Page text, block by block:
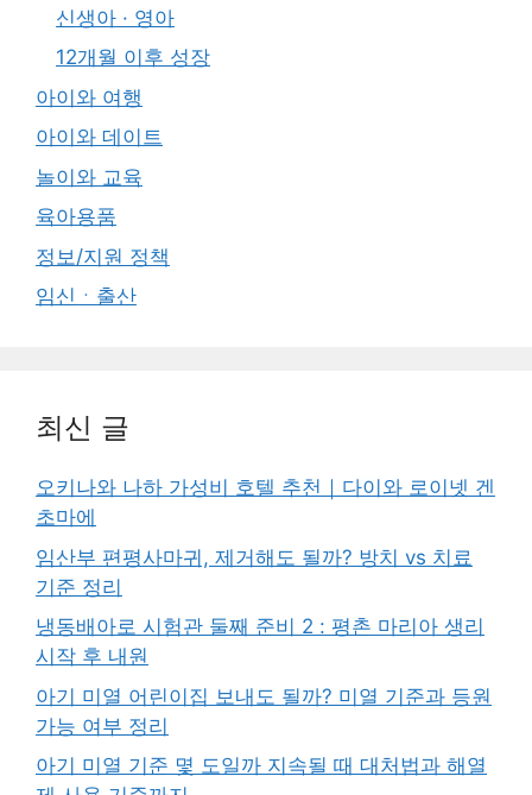
신생아 · 영아
12개월 이후 성장
아이와 여행
아이와 데이트
놀이와 교육
육아용품
정보/지원 정책
임신ㆍ출산
최신 글
오키나와 나하 가성비 호텔 추천｜다이와 로이넷 겐
초마에
임산부 편평사마귀, 제거해도 될까? 방치 vs 치료
기준 정리
냉동배아로 시험관 둘째 준비 2 : 평촌 마리아 생리
시작 후 내원
아기 미열 어린이집 보내도 될까? 미열 기준과 등원
가능 여부 정리
아기 미열 기준 몇 도일까 지속될 때 대처법과 해열